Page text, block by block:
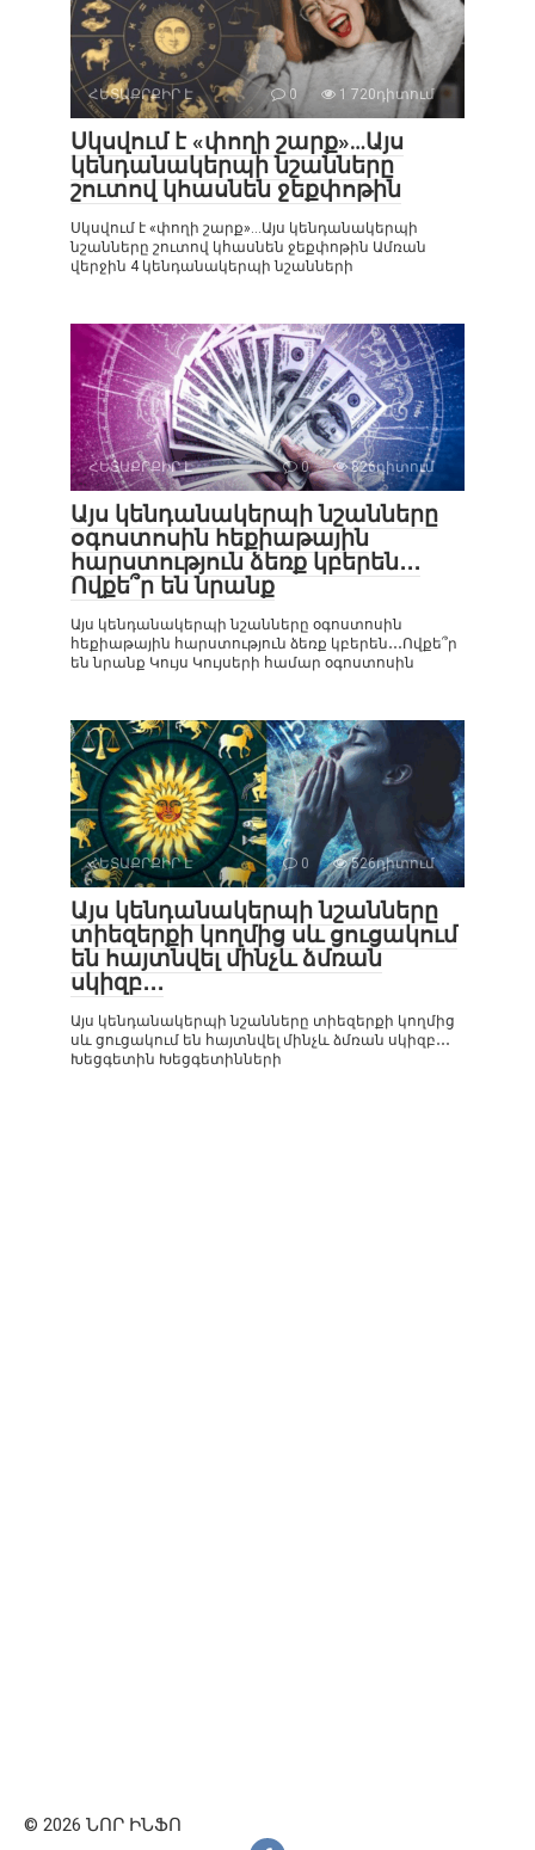
ՀԵՏԱՔՐՔԻՐ Է 0 1 720դիտում
Սկսվում է «փողի շարք»…Այս
կենդանակերպի նշանները
շուտով կհասնեն ջեքփոթին
Սկսվում է «փողի շարք»…Այս կենդանակերպի
նշանները շուտով կհասնեն ջեքփոթին Ամռան
վերջին 4 կենդանակերպի նշանների
ՀԵՏԱՔՐՔԻՐ Է 0 826դիտում
Այս կենդանակերպի նշանները
օգոստոսին հեքիաթային
հարստություն ձեռք կբերեն․․․
Ովքե՞ր են նրանք
Այս կենդանակերպի նշանները օգոստոսին
հեքիաթային հարստություն ձեռք կբերեն․․․Ովքե՞ր
են նրանք Կույս Կույսերի համար օգոստոսին
ՀԵՏԱՔՐՔԻՐ Է 0 526դիտում
Այս կենդանակերպի նշանները
տիեզերքի կողմից սև ցուցակում
են հայտնվել մինչև ձմռան
սկիզբ․․․
Այս կենդանակերպի նշանները տիեզերքի կողմից
սև ցուցակում են հայտնվել մինչև ձմռան սկիզբ․․․
Խեցգետին Խեցգետինների
© 2026 ՆՈՐ ԻՆՖՈ